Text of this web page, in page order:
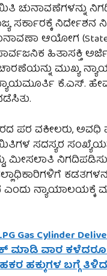
ಚುನಾವಣೆಗಳನ್ನು
ಸರ್ಕಾರಕ್ಕೆ ನಿರ್ದೇಶನ
ಆಯೋಗ
ಹಿತಾಸಕ್ತಿ ಅರ್ಜಿ
ಮುಖ್ಯ
ಕೆ.ಎಸ್.
ಪರ ವಕೀಲರು, ಅವಧಿ
ಸದಸ್ಯರ
ಮೀಸಲಾತಿ
ನ್ಯಾಯಾಲಯಕ್ಕೆ
Gas Cylinder
ಮಾಡಿ ವಾರ
ಹಕ್ಕುಗಳ ಬಗ್ಗೆ